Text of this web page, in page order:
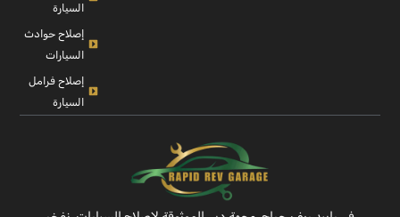
السيارة
إصلاح حوادث
السيارات
إصلاح فرامل
السيارة